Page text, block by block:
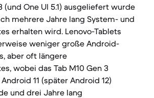
(und One UI 5.1) ausgeliefert wurde
mehrere Jahre lang System- und
erhalten wird. Lenovo-Tablets
weniger große Android-
aber oft längere
wobei das Tab M10 Gen 3
11 (später Android 12)
und drei Jahre lang